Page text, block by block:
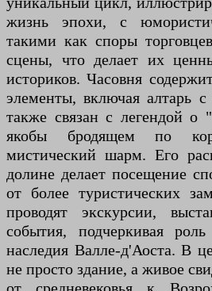
жизнь эпохи, с
такими как споры
сцены, что делает их
историков. Часовня
элементы, включая алтарь
также связан с легендой о
якобы бродящем по
мистический шарм. Его
долине делает посещение
от более туристических
проводят экскурсии,
события, подчеркивая
наследия Валле-д'Аоста. В
не просто здание, а живое